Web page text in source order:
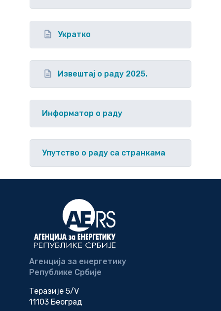
Укратко
Извештај о раду 2025.
Информатор о раду
Упутство o раду са странкама
Агенција за енергетику
Републике Србије
Теразије 5/V
11103 Београд